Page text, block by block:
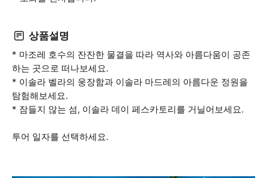
상품설명
* 마조레 호수의 잔잔한 물결을 따라 역사와 아름다움이 공존
하는 곳으로 떠나보세요.
* 이솔라 벨라의 웅장함과 이솔라 마드레의 아름다운 정원을
탐험해보세요.
* 잠들지 않는 섬, 이솔라 데이 페스카토리를 거닐어보세요.
투어 일자를 선택하세요.